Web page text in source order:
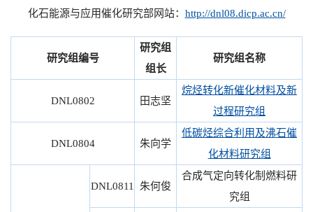
化石能源与应用催化研究部网站： http://dnl08.dicp.ac.cn/
研究组编号
研究组
组长
研究组名称
DNL0802 田志坚
烷烃转化新催化材料及新
过程研究组
DNL0804 朱向学
低碳烃综合利用及沸石催
化材料研究组
DNL0811 朱何俊
合成气定向转化制燃料研
究组